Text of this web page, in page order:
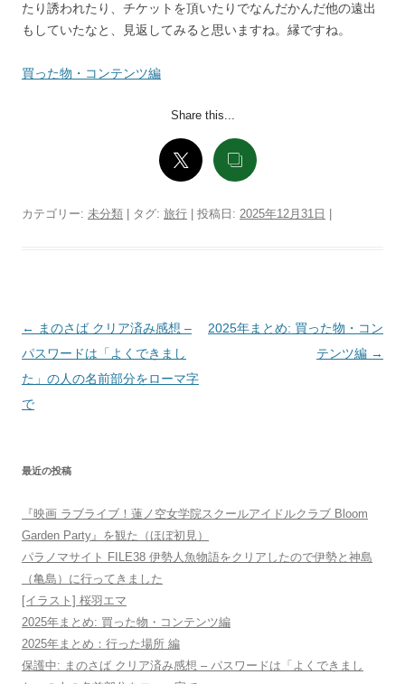
たり誘われたり、チケットを頂いたりでなんだかんだ他の遠出
もしていたなと、見返してみると思いますね。縁ですね。
買った物・コンテンツ編
Share this...
カテゴリー: 未分類 | タグ: 旅行 | 投稿日: 2025年12月31日
投
稿
ナ
ビ
シ
ョ
ン
← まのさば クリア済み感想 –
パスワードは「よくできまし
た」の人の名前部分をローマ字
で
2025年まとめ: 買った物・コン
テンツ編 →
最近の投稿
『映画 ラブライブ！蓮ノ空女学院スクールアイドルクラブ Bloom
Garden Party』を観た（ほぼ初見）
パラノマサイト FILE38 伊勢人魚物語をクリアしたので伊勢と神島
（亀島）に行ってきました
[イラスト] 桜羽エマ
2025年まとめ: 買った物・コンテンツ編
2025年まとめ：行った場所 編
保護中: まのさば クリア済み感想 – パスワードは「よくできまし